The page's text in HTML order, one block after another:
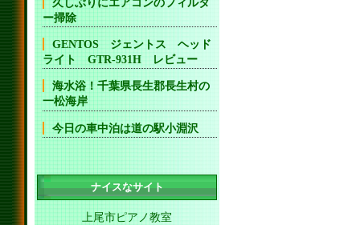
ー掃除
GENTOS ジェントス ヘッド
ライト GTR-931H レビュー
海水浴！千葉県長生郡長生村の
一松海岸
今日の車中泊は道の駅小淵沢
ナイスなサイト
上尾市ピアノ教室